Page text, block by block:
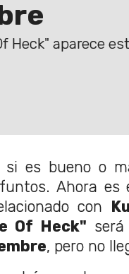
aparece
si es bueno o
Ahora es
con
Of Heck"
, pero no